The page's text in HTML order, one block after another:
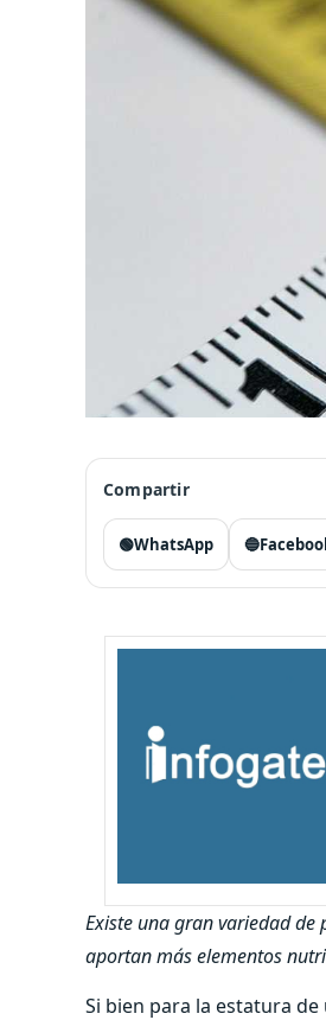
Compartir
🟢WhatsApp 🔵
Existe una gran variedad
aportan más elementos
Si bien para la estatura